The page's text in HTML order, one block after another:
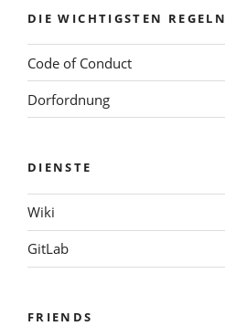
DIE WICHTIGSTEN REGELN
Code of Conduct
Dorfordnung
DIENSTE
Wiki
GitLab
FRIENDS